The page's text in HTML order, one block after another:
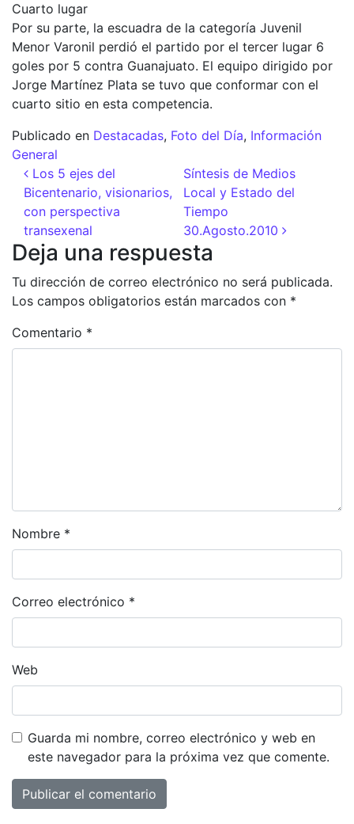
Cuarto lugar
Por su parte, la escuadra de la categoría Juvenil
Menor Varonil perdió el partido por el tercer lugar 6
goles por 5 contra Guanajuato. El equipo dirigido por
Jorge Martínez Plata se tuvo que conformar con el
cuarto sitio en esta competencia.
Publicado en Destacadas, Foto del Día, Información
General
Navegación de entradas
Los 5 ejes del
Bicentenario, visionarios,
con perspectiva
transexenal
Síntesis de Medios
Local y Estado del
Tiempo
30.Agosto.2010
Deja una respuesta
Tu dirección de correo electrónico no será publicada.
Los campos obligatorios están marcados con *
Comentario *
Nombre *
Correo electrónico *
Web
Guarda mi nombre, correo electrónico y web en
este navegador para la próxima vez que comente.